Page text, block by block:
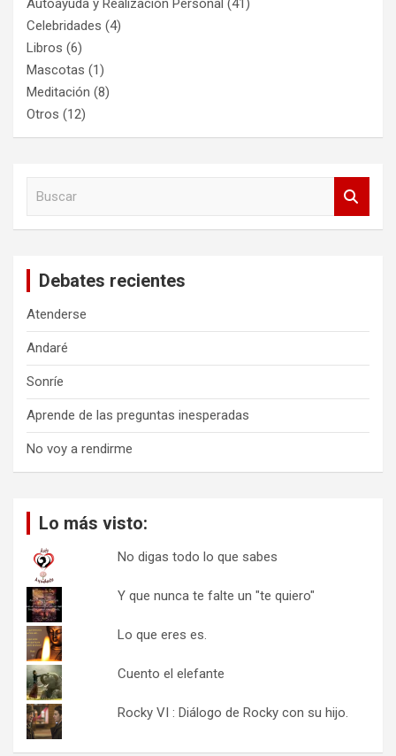
Autoayuda y Realización Personal (41)
Celebridades (4)
Libros (6)
Mascotas (1)
Meditación (8)
Otros (12)
Debates recientes
Atenderse
Andaré
Sonríe
Aprende de las preguntas inesperadas
No voy a rendirme
Lo más visto:
No digas todo lo que sabes
Y que nunca te falte un "te quiero"
Lo que eres es.
Cuento el elefante
Rocky VI : Diálogo de Rocky con su hijo.